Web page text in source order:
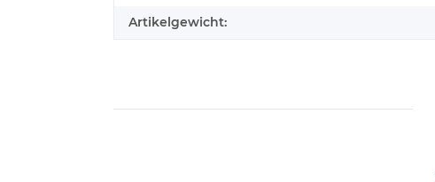
Artikelgewicht: